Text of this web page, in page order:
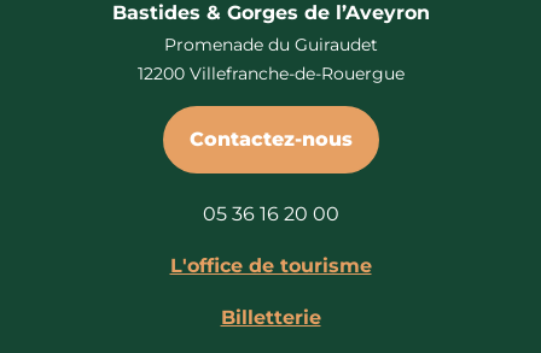
Bastides & Gorges de l’Aveyron
Promenade du Guiraudet
12200 Villefranche-de-Rouergue
Contactez-nous
05 36 16 20 00
L'office de tourisme
Billetterie